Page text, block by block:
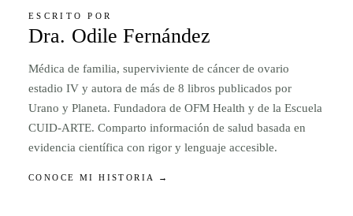
ESCRITO POR
Dra. Odile Fernández
Médica de familia, superviviente de cáncer de ovario
estadio IV y autora de más de 8 libros publicados por
Urano y Planeta. Fundadora de OFM Health y de la Escuela
CUID-ARTE. Comparto información de salud basada en
evidencia científica con rigor y lenguaje accesible.
CONOCE MI HISTORIA →